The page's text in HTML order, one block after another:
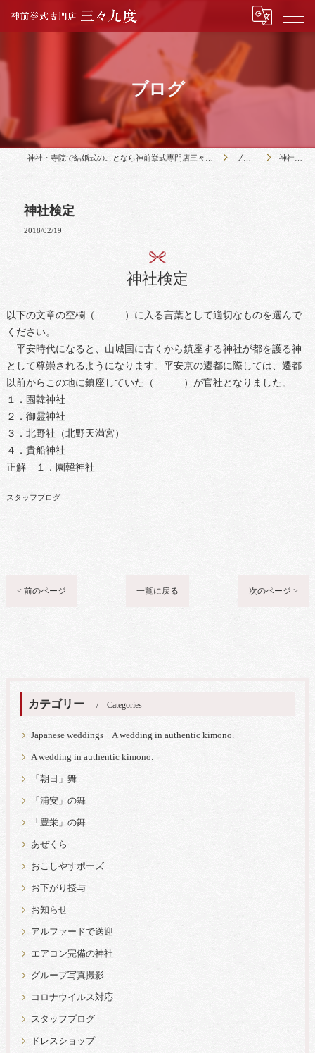
ブログ
ブログ 神社検定
神社検定
2018/02/19
神社検定
以下の文章の空欄（ ）に入る言葉として適切なものを選んで
ください。
平安時代になると、山城国に古くから鎮座する神社が都を護る神
として尊崇されるようになります。平安京の遷都に際しては、遷都
以前からこの地に鎮座していた（ ）が官社となりました。
１．園韓神社
２．御霊神社
３．北野社（北野天満宮）
４．貴船神社
正解 １．園韓神社
スタッフブログ
< 前のページ 一覧に戻る 次のページ >
カテゴリー Categories
Japanese weddings A wedding in authentic kimono.
A wedding in authentic kimono.
「朝日」舞
「浦安」の舞
「豊栄」の舞
あぜくら
おこしやすポーズ
お下がり授与
お知らせ
アルファードで送迎
エアコン完備の神社
グループ写真撮影
コロナウイルス対応
スタッフブログ
ドレスショップ